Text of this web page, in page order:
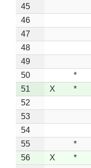
45
46
47
48
49
50
*
51
X *
52
53
54
55
*
56
X *